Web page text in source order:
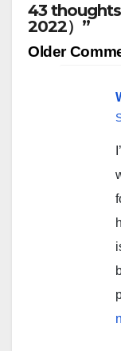
43 thoughts
2022）”
Older